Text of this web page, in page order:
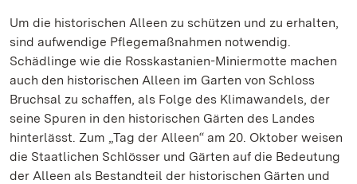
Um die historischen Alleen zu schützen und zu erhalten,
sind aufwendige Pflegemaßnahmen notwendig.
Schädlinge wie die Rosskastanien-Miniermotte machen
auch den historischen Alleen im Garten von Schloss
Bruchsal zu schaffen, als Folge des Klimawandels, der
seine Spuren in den historischen Gärten des Landes
hinterlässt. Zum „Tag der Alleen“ am 20. Oktober weisen
die Staatlichen Schlösser und Gärten auf die Bedeutung
der Alleen als Bestandteil der historischen Gärten und